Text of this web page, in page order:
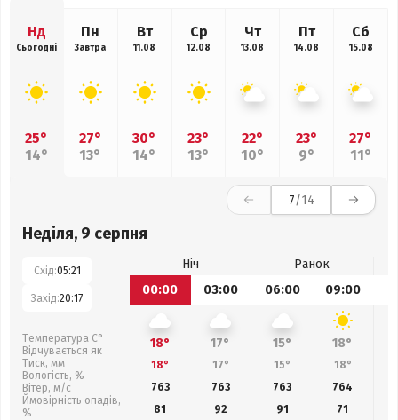
Нд
Сьогодні
25°
14°
Пн
Завтра
27°
13°
Вт
11.08
30°
14°
Ср
12.08
23°
13°
Чт
13.08
22°
10°
Пт
14.08
23°
9°
Сб
15.08
27°
11°
7/14
Неділя, 9 серпня
Схід:05:21
Захід:20:17
Температура С°
Відчувається як
Тиск, мм
Вологість, %
Вітер, м/с
Ймовірність опадів,
%
Ніч
Ранок
00:00
03:00 06:00 09:00
18° 17° 15° 18°
18° 17° 15° 18°
763
763 763 764
81
92 91 71